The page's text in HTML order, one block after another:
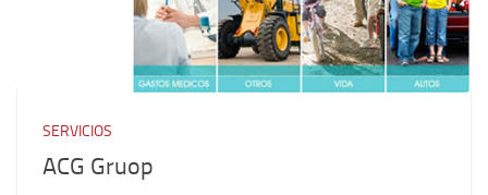
SERVICIOS
ACG Gruop